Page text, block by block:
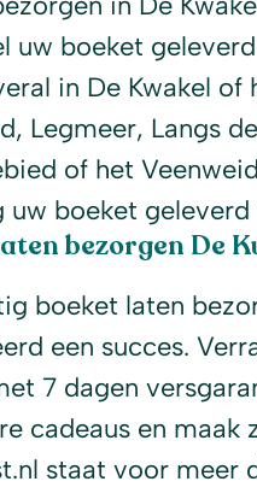
uw boeket
in De Kwakel
Legmeer, Langs
of het
uw boeket geleverd
bezorgen De
boeket laten
een succes.
7 dagen
cadeaus en
staat voor meer